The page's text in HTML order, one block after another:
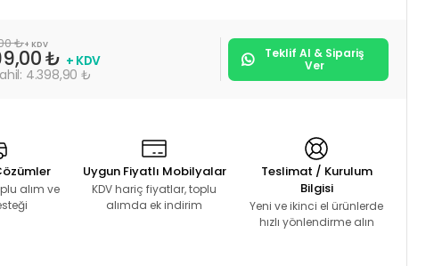
₺+ KDV
₺ + KDV
4.398,90 ₺
Teklif Al & Sipariş
Ver
alım ve
Uygun Fiyatlı Mobilyalar
KDV hariç fiyatlar, toplu
alımda ek indirim
Teslimat / Kurulum
Bilgisi
Yeni ve ikinci el ürünlerde
hızlı yönlendirme alın